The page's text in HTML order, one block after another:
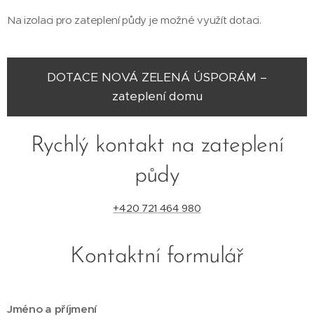
Na izolaci pro zateplení půdy je možné využít dotaci.
DOTACE NOVÁ ZELENÁ ÚSPORÁM –
zateplení domu
Rychlý kontakt na zateplení
půdy
+420 721 464 980
Kontaktní formulář
Jméno a příjmení